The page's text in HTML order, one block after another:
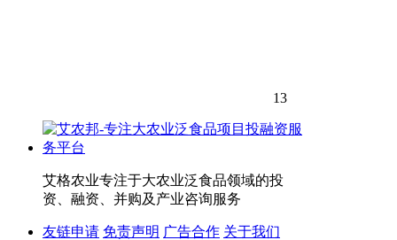
13
艾格农业专注于大农业泛食品领域的投
资、融资、并购及产业咨询服务
友链申请 免责声明 广告合作 关于我们